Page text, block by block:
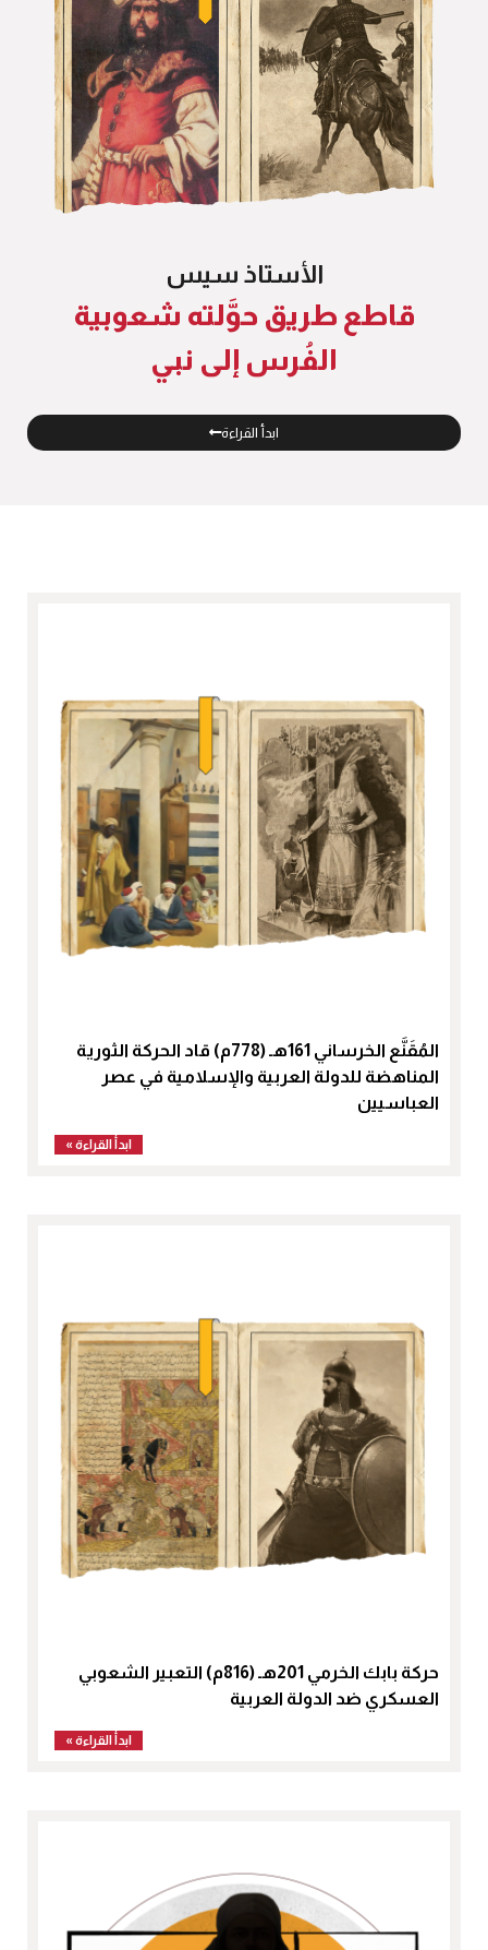
الأستاذ سيس
قاطع طريق حوَّلته شعوبية
الفُرس إلى نبي
ابدأ القراءة
المُقَنَّع الخرساني 161هـ (778م) قاد الحركة الثورية
المناهضة للدولة العربية والإسلامية في عصر
العباسيين
ابدأ القراءة »
حركة بابك الخرمي 201هـ (816م) التعبير الشعوبي
العسكري ضد الدولة العربية
ابدأ القراءة »